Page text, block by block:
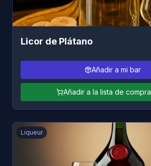
Licor de Plátano
Añadir a mi bar
Añadir a la lista de compra
Liqueur